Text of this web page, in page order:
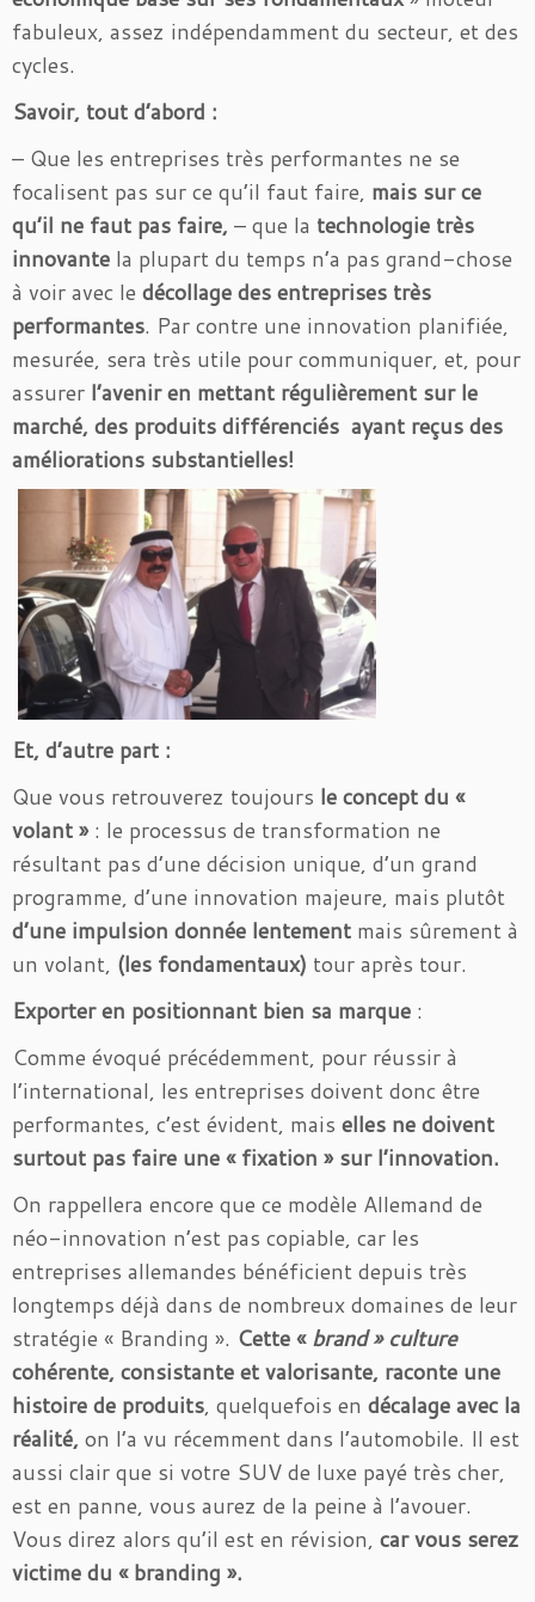
fabuleux, assez indépendamment du secteur, et des
cycles.
Savoir, tout d’abord :
– Que les entreprises très performantes ne se
focalisent pas sur ce qu’il faut faire, mais sur ce
qu’il ne faut pas faire, – que la technologie très
innovante la plupart du temps n’a pas grand-chose
à voir avec le décollage des entreprises très
performantes. Par contre une innovation planifiée,
mesurée, sera très utile pour communiquer, et, pour
assurer l’avenir en mettant régulièrement sur le
marché, des produits différenciés ayant reçus des
améliorations substantielles!
Et, d’autre part :
Que vous retrouverez toujours le concept du «
volant »: le processus de transformation ne
résultant pas d’une décision unique, d’un grand
programme, d’une innovation majeure, mais plutôt
d’une impulsion donnée lentement mais sûrement à
un volant, (les fondamentaux) tour après tour.
Exporter en positionnant bien sa marque :
Comme évoqué précédemment, pour réussir à
l’international, les entreprises doivent donc être
performantes, c’est évident, mais elles ne doivent
surtout pas faire une « fixation » sur l’innovation.
On rappellera encore que ce modèle Allemand de
néo-innovation n’est pas copiable, car les
entreprises allemandes bénéficient depuis très
longtemps déjà dans de nombreux domaines de leur
stratégie « Branding ». Cette «brand » culture
cohérente, consistante et valorisante, raconte une
histoire de produits, quelquefois en décalage avec la
réalité, on l’a vu récemment dans l’automobile. Il est
aussi clair que si votre SUV de luxe payé très cher,
est en panne, vous aurez de la peine à l’avouer.
Vous direz alors qu’il est en révision, car vous serez
victime du « branding ».